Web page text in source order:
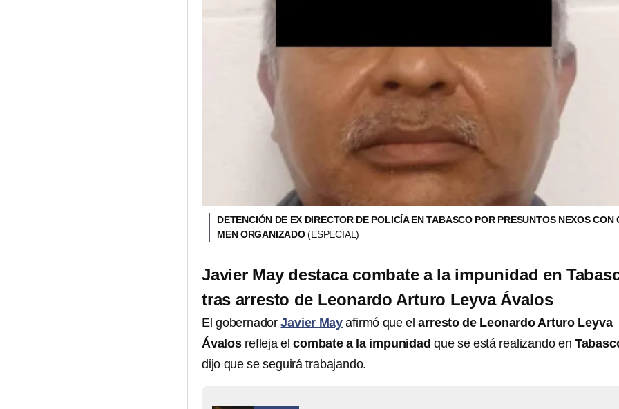
DETENCIÓN DE EX DIRECTOR DE POLICÍA EN TABASCO POR PRESUNTOS NEXOS CON
MEN ORGANIZADO(ESPECIAL)
Javier May destaca combate a la impunidad en
tras arresto de Leonardo Arturo Leyva Ávalos
El gobernadorJavier May afirmó que elarresto de Leonardo Arturo Leyva
Ávalosrefleja elcombate a la impunidad que se está realizando en
dijo que se seguirá trabajando.